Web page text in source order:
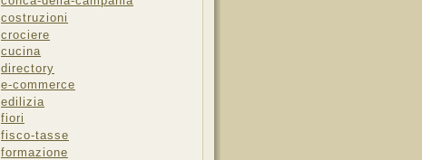
costruzioni
crociere
cucina
directory
e-commerce
edilizia
fiori
fisco-tasse
formazione